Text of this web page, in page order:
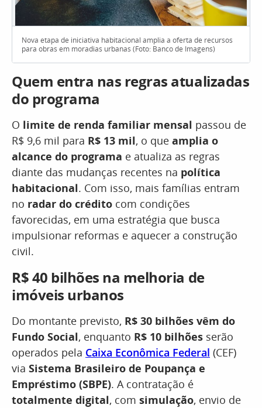
Nova etapa de iniciativa habitacional amplia a oferta de recursos
para obras em moradias urbanas (Foto: Banco de Imagens)
Quem entra nas regras atualizadas
do programa
O limite de renda familiar mensal passou de
R$ 9,6 mil para R$ 13 mil, o que amplia o
alcance do programa e atualiza as regras
diante das mudanças recentes na política
habitacional. Com isso, mais famílias entram
no radar do crédito com condições
favorecidas, em uma estratégia que busca
impulsionar reformas e aquecer a construção
civil.
R$ 40 bilhões na melhoria de
imóveis urbanos
Do montante previsto, R$ 30 bilhões vêm do
Fundo Social, enquanto R$ 10 bilhões serão
operados pela Caixa Econômica Federal (CEF)
via Sistema Brasileiro de Poupança e
Empréstimo (SBPE). A contratação é
totalmente digital, com simulação, envio de